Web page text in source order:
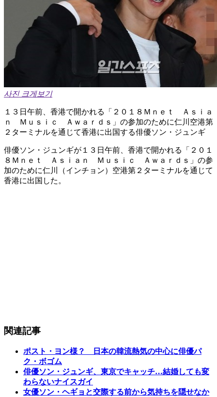
사진 크게보기
１３日午前、香港で開かれる「２０１８Ｍｎｅｔ Ａｓｉａ
ｎ Ｍｕｓｉｃ Ａｗａｒｄｓ」の参加のために仁川空港第
２ターミナルを通じて香港に出国する俳優ソン・ジュンギ
俳優ソン・ジュンギが１３日午前、香港で開かれる「２０１
８Ｍｎｅｔ Ａｓｉａｎ Ｍｕｓｉｃ Ａｗａｒｄｓ」の参
加のために仁川（インチョン）空港第２ターミナルを通じて
香港に出国した。
関連記事
ポスト・ヨン様？ 日本の韓流熱気の中心に俳優パ
ク・ボゴム
俳優ソン・ジュンギ、東京でキャッチ…結婚しても変
わらないナイスガイ
女優ソン・ヘギョと交際する前から気持ちを隠せなか